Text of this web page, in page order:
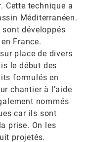
Cette technique a
Méditerranéen.
développés
France.
place de divers
le début des
formulés en
chantier à l’aide
nommés
car ils sont
prise. On les
projetés.